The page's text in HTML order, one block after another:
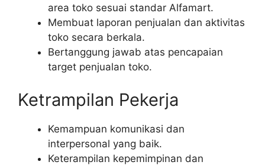
area toko sesuai standar Alfamart.
Membuat laporan penjualan dan aktivitas
toko secara berkala.
Bertanggung jawab atas pencapaian
target penjualan toko.
Ketrampilan Pekerja
Kemampuan komunikasi dan
interpersonal yang baik.
Keterampilan kepemimpinan dan